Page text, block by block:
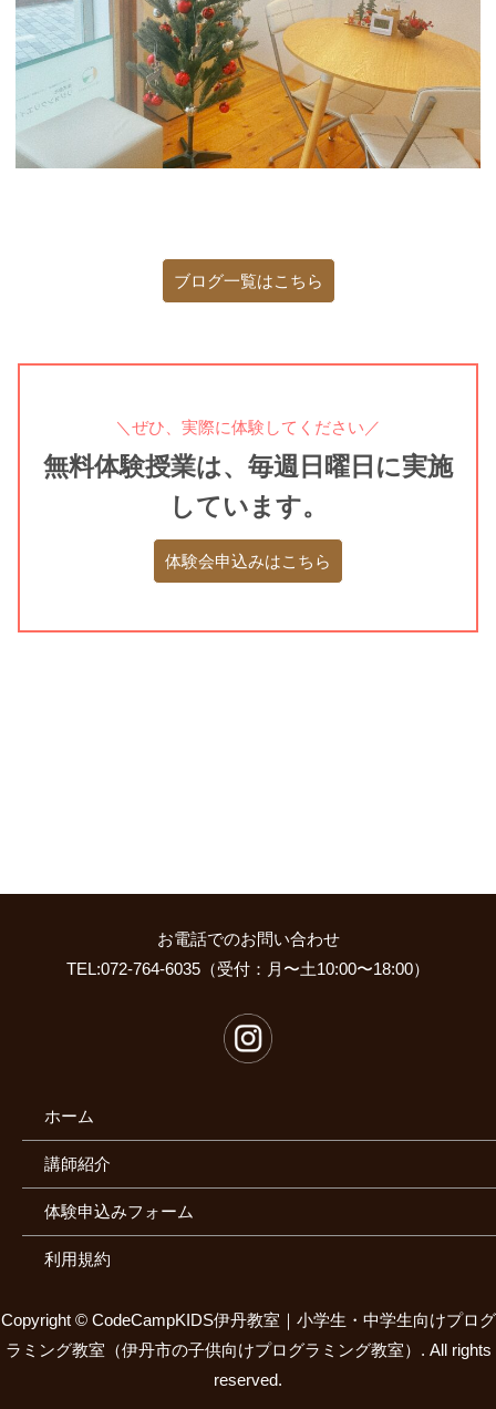
ブログ一覧はこちら
＼ぜひ、実際に体験してください／
無料体験授業は、毎週日曜日に実施
しています。
体験会申込みはこちら
お電話でのお問い合わせ
TEL:072-764-6035（受付：月〜土10:00〜18:00）
ホーム
講師紹介
体験申込みフォーム
利用規約
Copyright © CodeCampKIDS伊丹教室｜小学生・中学生向けプログ
ラミング教室（伊丹市の子供向けプログラミング教室）. All rights
reserved.